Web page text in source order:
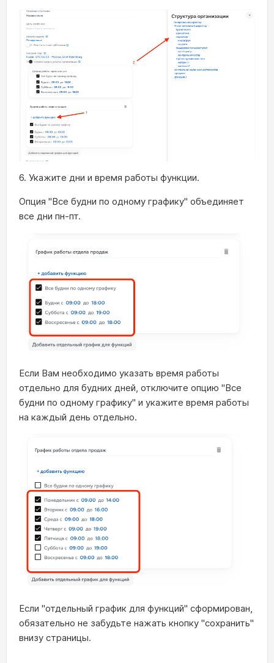
6. Укажите дни и время работы функции.
Опция "Все будни по одному графику" объединяет
все дни пн-пт.
Если Вам необходимо указать время работы
отдельно для будних дней, отключите опцию "Все
будни по одному графику" и укажите время работы
на каждый день отдельно.
Если "отдельный график для функций" сформирован,
обязательно не забудьте нажать кнопку "сохранить"
внизу страницы.